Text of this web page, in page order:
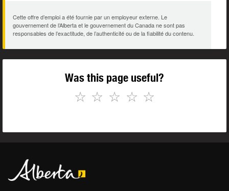
Cette offre d’emploi a été fournie par un employeur externe. Le
gouvernement de l’Alberta et le gouvernement du Canada ne sont pas
responsables de l’exactitude, de l’authenticité ou de la fiabilité du contenu.
Was this page useful?
☆
☆
☆
☆
☆